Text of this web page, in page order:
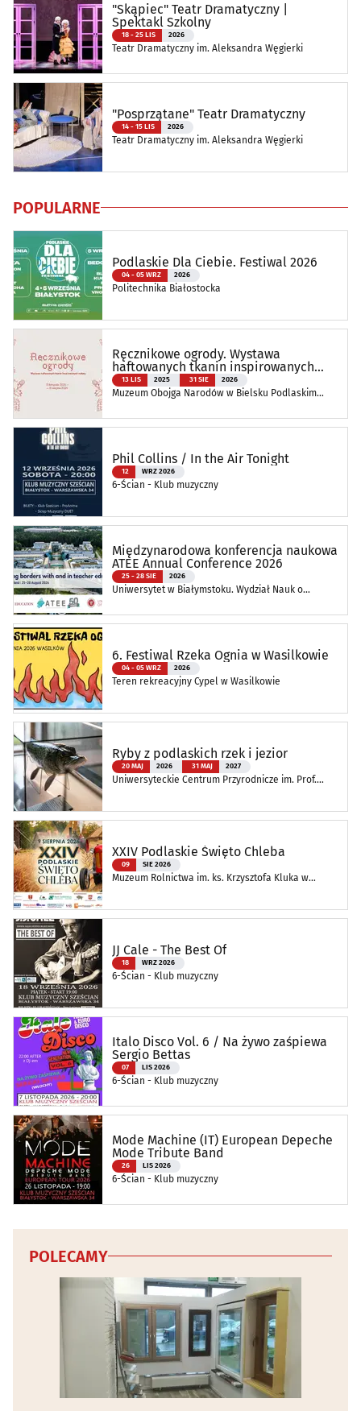
"Skąpiec" Teatr Dramatyczny |
Spektakl Szkolny
18 - 25 LIS 2026
Teatr Dramatyczny im. Aleksandra Węgierki
"Posprzątane" Teatr Dramatyczny
14 - 15 LIS 2026
Teatr Dramatyczny im. Aleksandra Węgierki
POPULARNE
Podlaskie Dla Ciebie. Festiwal 2026
04 - 05 WRZ 2026
Politechnika Białostocka
Ręcznikowe ogrody. Wystawa
haftowanych tkanin inspirowanych
naturą
13 LIS 2025 31 SIE 2026
Muzeum Obojga Narodów w Bielsku Podlaskim
Phil Collins / In the Air Tonight
12 WRZ 2026
6-Ścian - Klub muzyczny
Międzynarodowa konferencja naukowa
ATEE Annual Conference 2026
25 - 28 SIE 2026
Uniwersytet w Białymstoku. Wydział Nauk o
6. Festiwal Rzeka Ognia w Wasilkowie
04 - 05 WRZ 2026
Teren rekreacyjny Cypel w Wasilkowie
Ryby z podlaskich rzek i jezior
20 MAJ 2026 31 MAJ 2027
Uniwersyteckie Centrum Przyrodnicze im. Prof.
XXIV Podlaskie Święto Chleba
09 SIE 2026
Muzeum Rolnictwa im. ks. Krzysztofa Kluka w
JJ Cale - The Best Of
18 WRZ 2026
6-Ścian - Klub muzyczny
Italo Disco Vol. 6 / Na żywo zaśpiewa
Sergio Bettas
07 LIS 2026
6-Ścian - Klub muzyczny
Mode Machine (IT) European Depeche
Mode Tribute Band
26 LIS 2026
6-Ścian - Klub muzyczny
POLECAMY